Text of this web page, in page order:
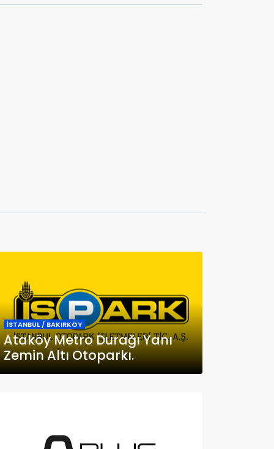
İSTANBUL / BAKIRKÖY
Ataköy Metro Durağı Yanı
Zemin Altı Otoparkı.